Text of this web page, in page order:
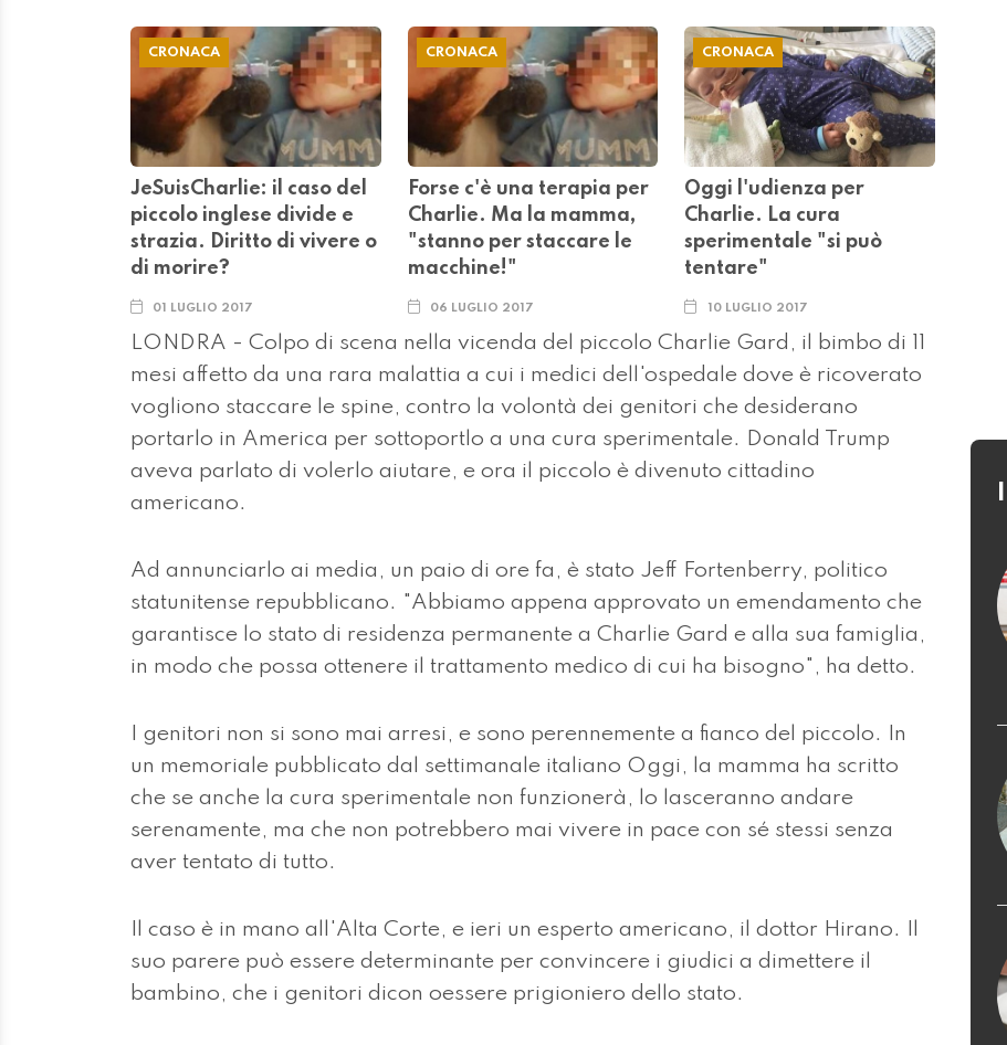
CRONACA
JeSuisCharlie: il caso del
piccolo inglese divide e
strazia. Diritto di vivere o
di morire?
01 LUGLIO 2017
CRONACA
Forse c'è una terapia per
Charlie. Ma la mamma,
"stanno per staccare le
macchine!"
06 LUGLIO 2017
CRONACA
Oggi l'udienza per
Charlie. La cura
sperimentale "si può
tentare"
10 LUGLIO 2017
LONDRA - Colpo di scena nella vicenda del piccolo Charlie Gard, il bimbo di 11
mesi affetto da una rara malattia a cui i medici dell'ospedale dove è ricoverato
vogliono staccare le spine, contro la volontà dei genitori che desiderano
portarlo in America per sottoportlo a una cura sperimentale. Donald Trump
aveva parlato di volerlo aiutare, e ora il piccolo è divenuto cittadino
americano.
Ad annunciarlo ai media, un paio di ore fa, è stato Jeff Fortenberry, politico
statunitense repubblicano. "Abbiamo appena approvato un emendamento che
garantisce lo stato di residenza permanente a Charlie Gard e alla sua famiglia,
in modo che possa ottenere il trattamento medico di cui ha bisogno", ha detto.
I genitori non si sono mai arresi, e sono perennemente a fianco del piccolo. In
un memoriale pubblicato dal settimanale italiano Oggi, la mamma ha scritto
che se anche la cura sperimentale non funzionerà, lo lasceranno andare
serenamente, ma che non potrebbero mai vivere in pace con sé stessi senza
aver tentato di tutto.
Il caso è in mano all'Alta Corte, e ieri un esperto americano, il dottor Hirano. Il
suo parere può essere determinante per convincere i giudici a dimettere il
bambino, che i genitori dicon oessere prigioniero dello stato.